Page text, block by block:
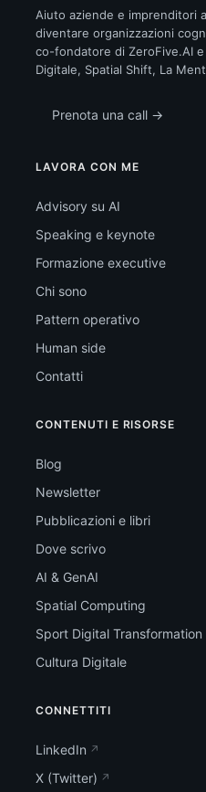
Aiuto aziende e imprenditori
diventare organizzazioni
co-fondatore di ZeroFive.AI
Digitale, Spatial Shift, La
Prenota una call →
LAVORA CON ME
Advisory su AI
Speaking e keynote
Formazione executive
Chi sono
Pattern operativo
Human side
Contatti
CONTENUTI E RISORSE
Blog
Newsletter
Pubblicazioni e libri
Dove scrivo
AI & GenAI
Spatial Computing
Sport Digital Transformation
Cultura Digitale
CONNETTITI
LinkedIn
X (Twitter)